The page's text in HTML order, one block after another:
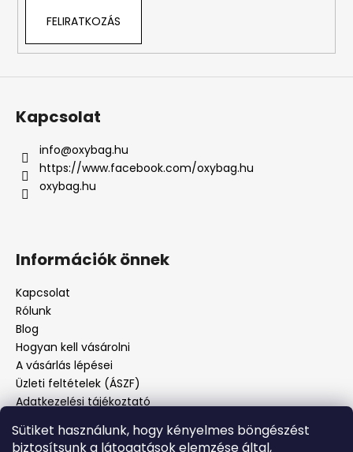
Sütiket használunk, hogy kényelmes böngészést
biztosítsunk a látogatások elemzése által,
FELIRATKOZÁS
Kapcsolat
info@oxybag.hu
https://www.facebook.com/oxybag.hu
oxybag.hu
Információk önnek
Kapcsolat
Rólunk
Blog
Hogyan kell vásárolni
A vásárlás lépései
Üzleti feltételek (ÁSZF)
Adatkezelési tájékoztató
Panaszjelenté